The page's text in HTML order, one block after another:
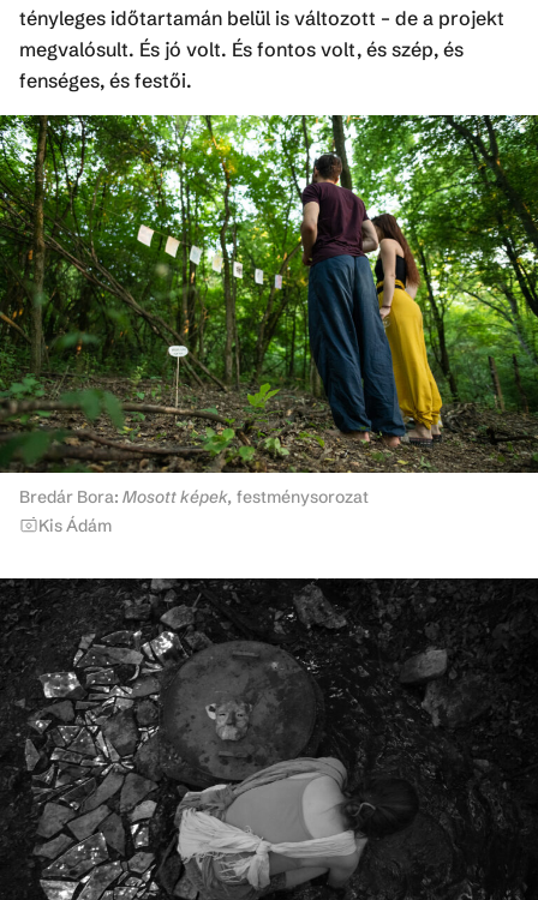
tényleges időtartamán belül is változott – de a projekt
megvalósult. És jó volt. És fontos volt, és szép, és
fenséges, és festői.
Bredár Bora: Mosott képek, festménysorozat
Kis Ádám